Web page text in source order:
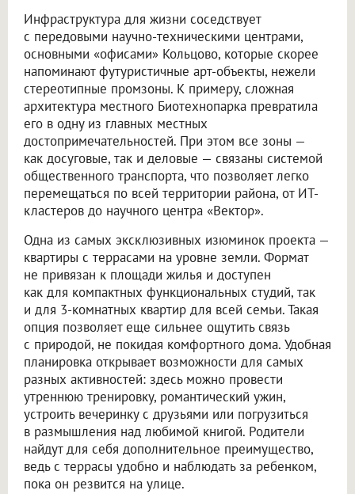
Инфраструктура для жизни соседствует
с передовыми научно-техническими центрами,
основными «офисами» Кольцово, которые скорее
напоминают футуристичные арт-объекты, нежели
стереотипные промзоны. К примеру, сложная
архитектура местного Биотехнопарка превратила
его в одну из главных местных
достопримечательностей. При этом все зоны —
как досуговые, так и деловые — связаны системой
общественного транспорта, что позволяет легко
перемещаться по всей территории района, от ИТ-
кластеров до научного центра «Вектор».
Одна из самых эксклюзивных изюминок проекта —
квартиры с террасами на уровне земли. Формат
не привязан к площади жилья и доступен
как для компактных функциональных студий, так
и для 3-комнатных квартир для всей семьи. Такая
опция позволяет еще сильнее ощутить связь
с природой, не покидая комфортного дома. Удобная
планировка открывает возможности для самых
разных активностей: здесь можно провести
утреннюю тренировку, романтический ужин,
устроить вечеринку с друзьями или погрузиться
в размышления над любимой книгой. Родители
найдут для себя дополнительное преимущество,
ведь с террасы удобно и наблюдать за ребенком,
пока он резвится на улице.